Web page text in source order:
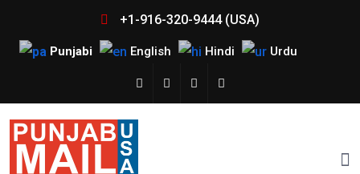
+1-916-320-9444 (USA)
Punjabi English Hindi Urdu